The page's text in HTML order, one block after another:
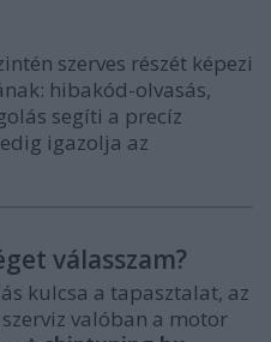
szerves részét képezi
hibakód-olvasás,
segíti a precíz
igazolja az
válasszam?
kulcsa a tapasztalat, az
valóban a motor